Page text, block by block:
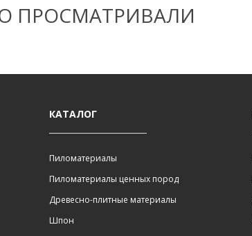
ПРОСМАТРИВАЛИ
КАТАЛОГ
Пиломатериалы
Пиломатериалы ценных пород
Древесно-плитные материалы
Шпон